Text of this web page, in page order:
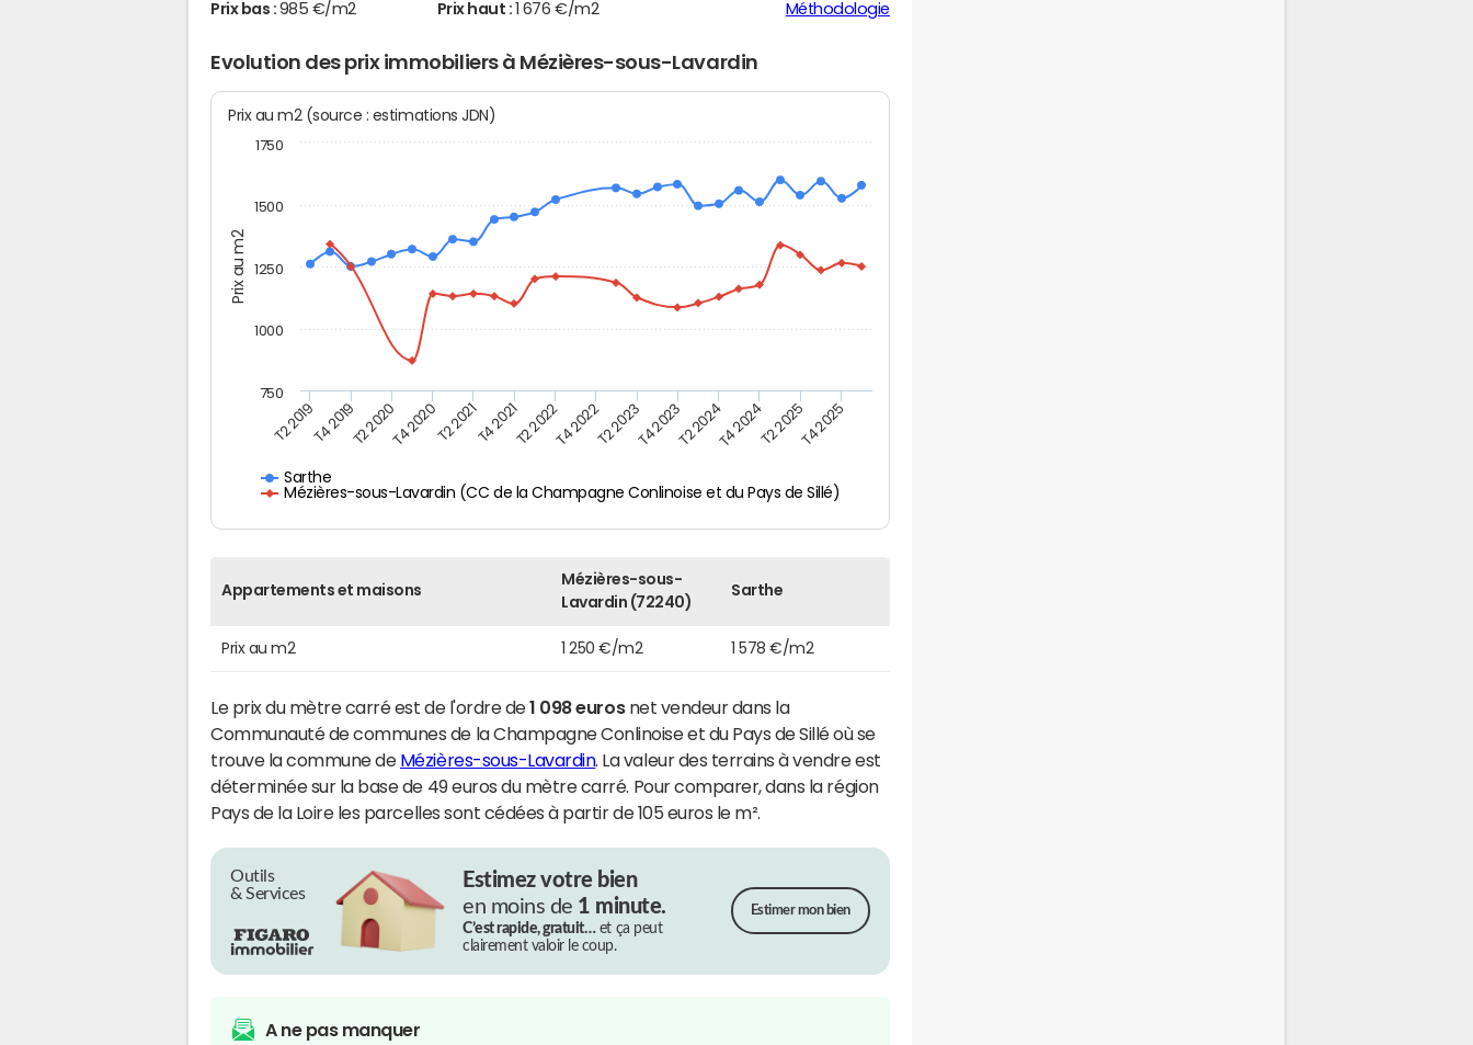
Prix bas : 985 €/m2 Prix haut : 1 676 €/m2 Méthodologie
Evolution des prix immobiliers à Mézières-sous-Lavardin
Prix au m2
Prix au m2 (source : estimations JDN)
Sarthe
Mézières-sous-Lavardin (CC de la Champagne Conlinoise et du Pays de Sillé)
T2 2019T4 2019T2 2020T4 2020T2 2021T4 2021T2 2022T4 2022T2 2023T4 2023T2 2024T4 2024T2 2025T4 2025
1000
750
1250
1500
1750
Appartements et maisons
Mézières-sous-
Lavardin (72240)
Sarthe
Prix au m2 1 250 €/m2 1 578 €/m2
Le prix du mètre carré est de l'ordre de1 098 eurosnet vendeur dans la
Communauté de communes de la Champagne Conlinoise et du Pays de Sillé où se
trouve la commune de Mézières-sous-Lavardin. La valeur des terrains à vendre est
déterminée sur la base de 49 euros du mètre carré. Pour comparer, dans la région
Pays de la Loire les parcelles sont cédées à partir de 105 euros le m².
Outils
& Services
Estimez votre bien
en moins de 1 minute.
C’est rapide, gratuit…et ça peut
clairement valoir le coup.
Estimer mon bien
A ne pas manquer